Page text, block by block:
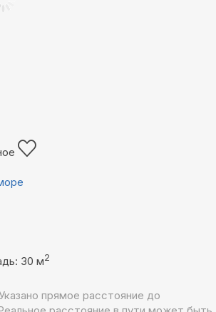
30 м2
прямое расстояние до